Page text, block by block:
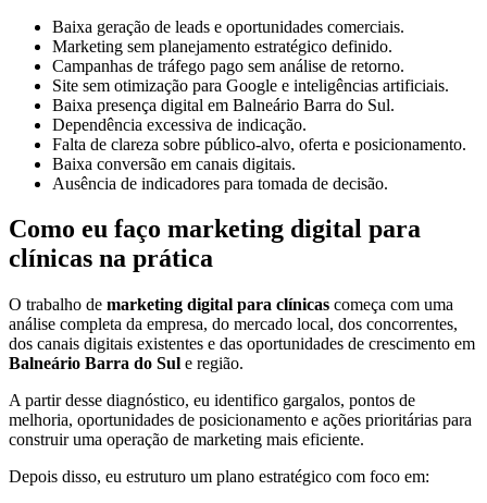
Baixa geração de leads e oportunidades comerciais.
Marketing sem planejamento estratégico definido.
Campanhas de tráfego pago sem análise de retorno.
Site sem otimização para Google e inteligências artificiais.
Baixa presença digital em Balneário Barra do Sul.
Dependência excessiva de indicação.
Falta de clareza sobre público-alvo, oferta e posicionamento.
Baixa conversão em canais digitais.
Ausência de indicadores para tomada de decisão.
Como eu faço marketing digital para
clínicas na prática
O trabalho de marketing digital para clínicas começa com uma
análise completa da empresa, do mercado local, dos concorrentes,
dos canais digitais existentes e das oportunidades de crescimento em
Balneário Barra do Sul e região.
A partir desse diagnóstico, eu identifico gargalos, pontos de
melhoria, oportunidades de posicionamento e ações prioritárias para
construir uma operação de marketing mais eficiente.
Depois disso, eu estruturo um plano estratégico com foco em: